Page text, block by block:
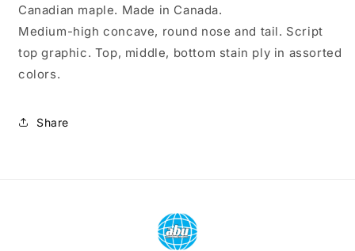
Canadian maple. Made in Canada.
Medium-high concave, round nose and tail. Script
top graphic. Top, middle, bottom stain ply in assorted
colors.
Share